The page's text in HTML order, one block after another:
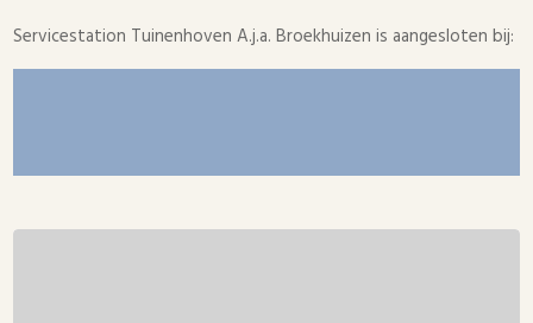
Servicestation Tuinenhoven A.j.a. Broekhuizen is aangesloten bij: